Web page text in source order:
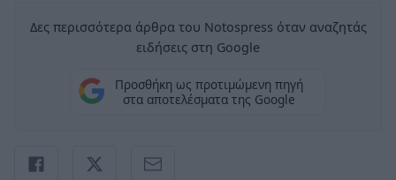
Δες περισσότερα άρθρα του Notospress όταν αναζητάς
ειδήσεις στη Google
Προσθήκη ως προτιμώμενη πηγή
στα αποτελέσματα της Google